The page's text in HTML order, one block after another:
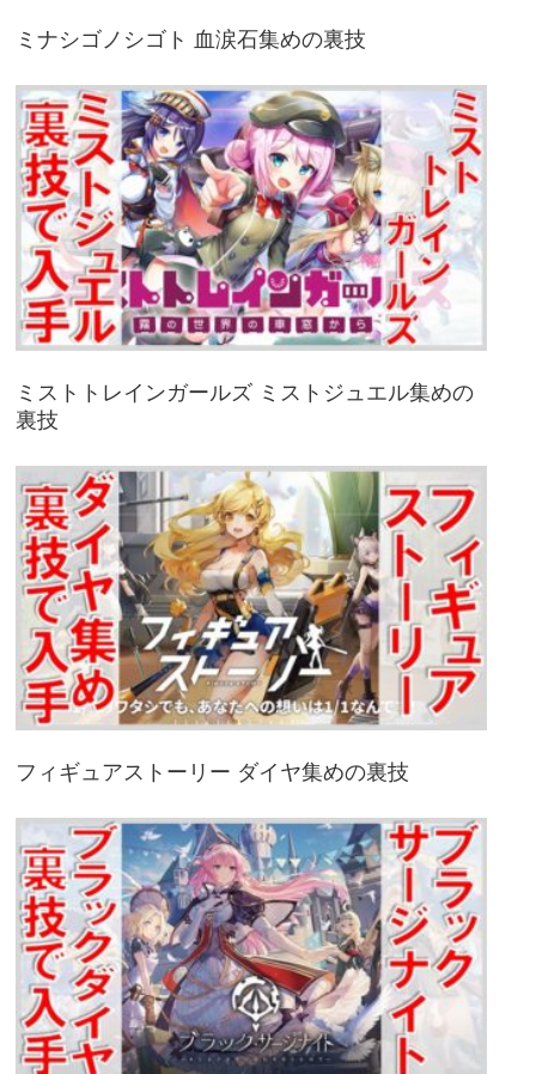
ミナシゴノシゴト 血涙石集めの裏技
ミストトレインガールズ ミストジュエル集めの
裏技
フィギュアストーリー ダイヤ集めの裏技